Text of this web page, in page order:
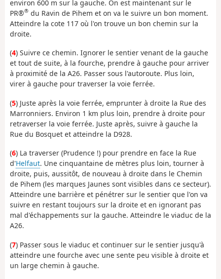
environ 600 m sur la gauche. On est maintenant sur le
PR®® du Ravin de Pihem et on va le suivre un bon moment.
Atteindre la cote 117 où l'on trouve un bon chemin sur la
droite.
(4) Suivre ce chemin. Ignorer le sentier venant de la gauche
et tout de suite, à la fourche, prendre à gauche pour arriver
à proximité de la A26. Passer sous l'autoroute. Plus loin,
virer à gauche pour traverser la voie ferrée.
(5) Juste après la voie ferrée, emprunter à droite la Rue des
Marronniers. Environ 1 km plus loin, prendre à droite pour
retraverser la voie ferrée. Juste après, suivre à gauche la
Rue du Bosquet et atteindre la D928.
(6) La traverser (Prudence !) pour prendre en face la Rue
d'Helfaut. Une cinquantaine de mètres plus loin, tourner à
droite, puis, aussitôt, de nouveau à droite dans le Chemin
de Pihem (les marques Jaunes sont visibles dans ce secteur).
Atteindre une barrière et pénétrer sur le sentier que l'on va
suivre en restant toujours sur la droite et en ignorant pas
mal d'échappements sur la gauche. Atteindre le viaduc de la
A26.
(7) Passer sous le viaduc et continuer sur le sentier jusqu'à
atteindre une fourche avec une sente peu visible à droite et
un large chemin à gauche.